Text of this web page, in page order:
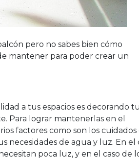
pero no sabes bien cómo
mantener para poder crear un
a tus espacios es decorando tu
Para lograr mantenerlas en el
factores como son los cuidados
necesidades de agua y luz. En el
poca luz, y en el caso de